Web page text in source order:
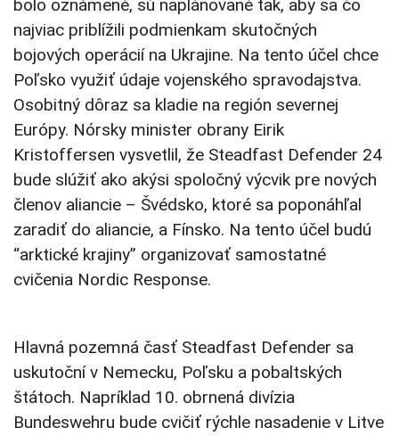
bolo oznámené, sú naplánované tak, aby sa čo
najviac priblížili podmienkam skutočných
bojových operácií na Ukrajine. Na tento účel chce
Poľsko využiť údaje vojenského spravodajstva.
Osobitný dôraz sa kladie na región severnej
Európy. Nórsky minister obrany Eirik
Kristoffersen vysvetlil, že Steadfast Defender 24
bude slúžiť ako akýsi spoločný výcvik pre nových
členov aliancie – Švédsko, ktoré sa poponáhľal
zaradiť do aliancie, a Fínsko. Na tento účel budú
“arktické krajiny” organizovať samostatné
cvičenia Nordic Response.
Hlavná pozemná časť Steadfast Defender sa
uskutoční v Nemecku, Poľsku a pobaltských
štátoch. Napríklad 10. obrnená divízia
Bundeswehru bude cvičiť rýchle nasadenie v Litve